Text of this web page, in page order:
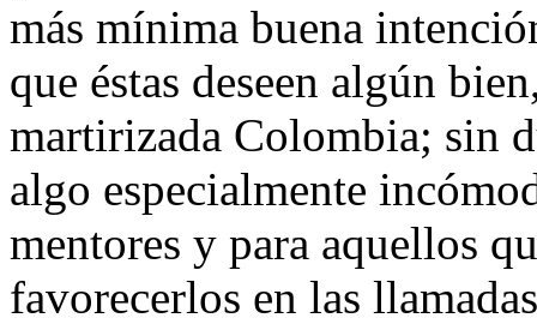
más mínima buena
que éstas deseen algún
martirizada Colombia; sin
algo especialmente
mentores y para aquellos
favorecerlos en las